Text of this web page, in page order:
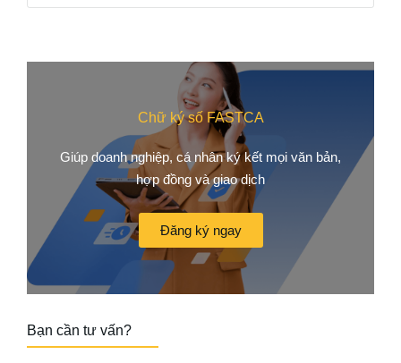
Chữ ký số FASTCA
Giúp doanh nghiệp, cá nhân ký kết mọi văn bản,
hợp đồng và giao dịch
Đăng ký ngay
Bạn cần tư vấn?